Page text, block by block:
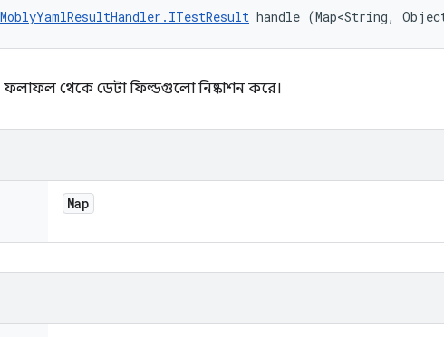
handle (Map<String,
থেকে ডেটা ফিল্ডগুলো নিষ্কাশন করে।
Map